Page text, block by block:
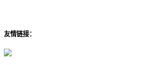
友情链接：